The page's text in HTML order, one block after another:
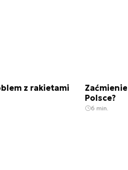
z rakietami
Polsce?
6 min.